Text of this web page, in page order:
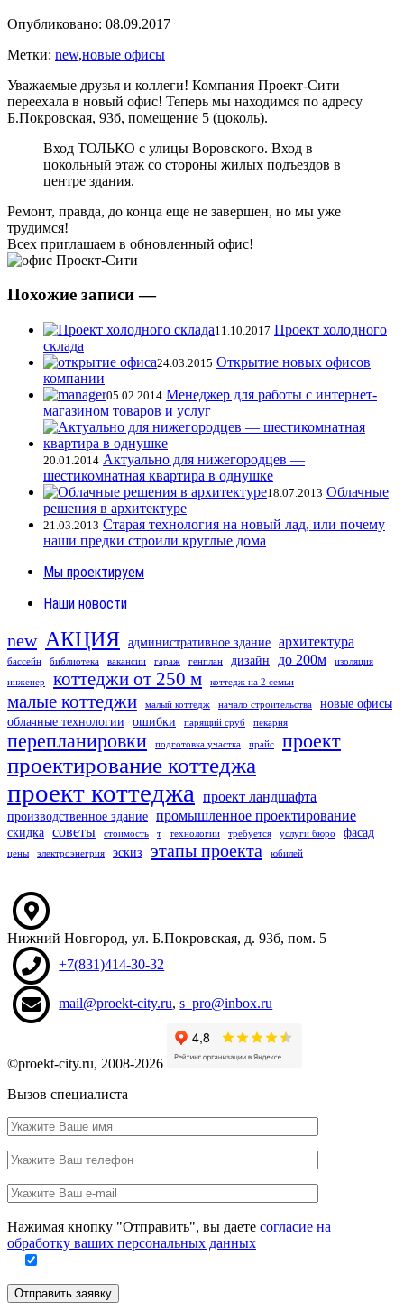
Опубликовано: 08.09.2017
Метки: new,новые офисы
Уважаемые друзья и коллеги! Компания Проект-Сити
переехала в новый офис! Теперь мы находимся по адресу
Б.Покровская, 93б, помещение 5 (цоколь).
Вход ТОЛЬКО с улицы Воровского. Вход в
цокольный этаж со стороны жилых подъездов в
центре здания.
Ремонт, правда, до конца еще не завершен, но мы уже
трудимся!
Всех приглашаем в обновленный офис!
Похожие записи —
11.10.2017 Проект холодного
склада
24.03.2015 Открытие новых офисов
компании
05.02.2014 Менеджер для работы с интернет-
магазином товаров и услуг
20.01.2014 Актуально для нижегородцев —
шестикомнатная квартира в однушке
18.07.2013 Облачные
решения в архитектуре
21.03.2013 Старая технология на новый лад, или почему
наши предки строили круглые дома
Мы проектируем
Наши новости
new АКЦИЯ административное здание архитектура
бассейн библиотека вакансии гараж генплан дизайн до 200м изоляция
инженер коттеджи от 250 м коттедж на 2 семьи
малые коттеджи малый коттедж начало строительства
новые офисы
облачные технологии
ошибки парящий сруб пекарня
перепланировки подготовка участка прайс проект
проектирование коттеджа
проект коттеджа проект ландшафта
производственное здание промышленное проектирование
скидка советы стоимость т технологии требуется услуги бюро фасад
цены электроэнегрия эскиз этапы проекта юбилей
Нижний Новгород, ул. Б.Покровская, д. 93б, пом. 5
+7(831)414-30-32
mail@proekt-city.ru,s_pro@inbox.ru
©proekt-city.ru, 2008-2026
Вызов специалиста
Ваше
имя
Ваш
телефон
Ваш
e-
mail
это
поле
Нажимая кнопку "Отправить", вы даете согласие на
обработку ваших персональных данных
Отправить заявку